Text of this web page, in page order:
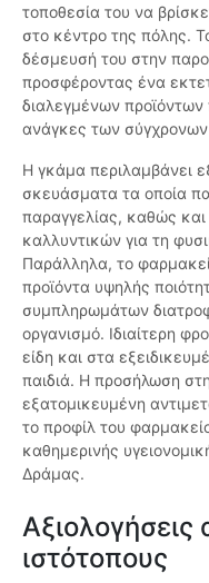
τοποθεσία του να
στο κέντρο της πόλης.
δέσμευσή του στην
προσφέροντας ένα
διαλεγμένων προϊόντων
ανάγκες των σύγχρονων
Η γκάμα περιλαμβάνει
σκευάσματα τα οποία
παραγγελίας, καθώς
καλλυντικών για τη
Παράλληλα, το
προϊόντα υψηλής
συμπληρωμάτων
οργανισμό. Ιδιαίτερη
είδη και στα
παιδιά. Η προσήλωση
εξατομικευμένη
το προφίλ του
καθημερινής
Δράμας.
ιστότοπους